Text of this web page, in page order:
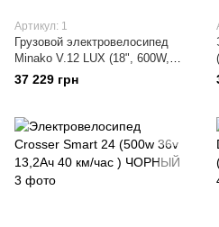
Артикул: 1
Грузовой электровелосипед
Minako V.12 LUX (18", 600W,
60V, 18Ah, 50 км/час) (модель
2023 года) с усиленным
37 229 грн